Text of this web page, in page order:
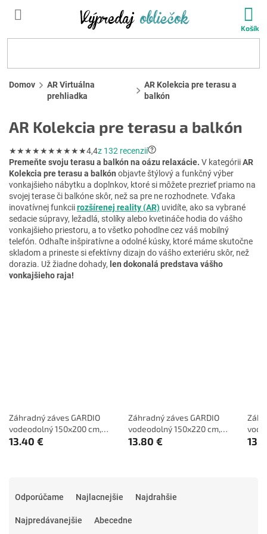
Domov
AR Virtuálna
prehliadka
AR Kolekcia pre terasu a
balkón
AR Kolekcia pre terasu a balkón
★★★★★★★★★★4,4z 132 recenzií
Premeňte svoju terasu a balkón na oázu relaxácie. V kategóriiAR
Kolekcia pre terasu a balkón objavte štýlový a funkčný výber
vonkajšieho nábytku a doplnkov, ktoré si môžete prezrieť priamo na
svojej terase či balkóne skôr, než sa pre ne rozhodnete. Vďaka
inovatívnej funkciirozšírenej reality (AR) uvidíte, ako sa vybrané
sedacie súpravy, ležadlá, stolíky alebo kvetináče hodia do vášho
vonkajšieho priestoru, a to všetko pohodlne cez váš mobilný
telefón. Odhaľte inšpiratívne a odolné kúsky, ktoré máme skutočne
skladom a prineste si efektívny dizajn do vášho exteriéru skôr, než
dorazia. Už žiadne dohady, len dokonalá predstava vášho
vonkajšieho raja!
Záhradný záves GARDIO
vodeodolný 150x200 cm,
béžový
13.40 €
Záhradný záves GARDIO
vodeodolný 150x220 cm,
sivobéžový
13.80 €
Odporúčame Najlacnejšie Najdrahšie
Najpredávanejšie Abecedne